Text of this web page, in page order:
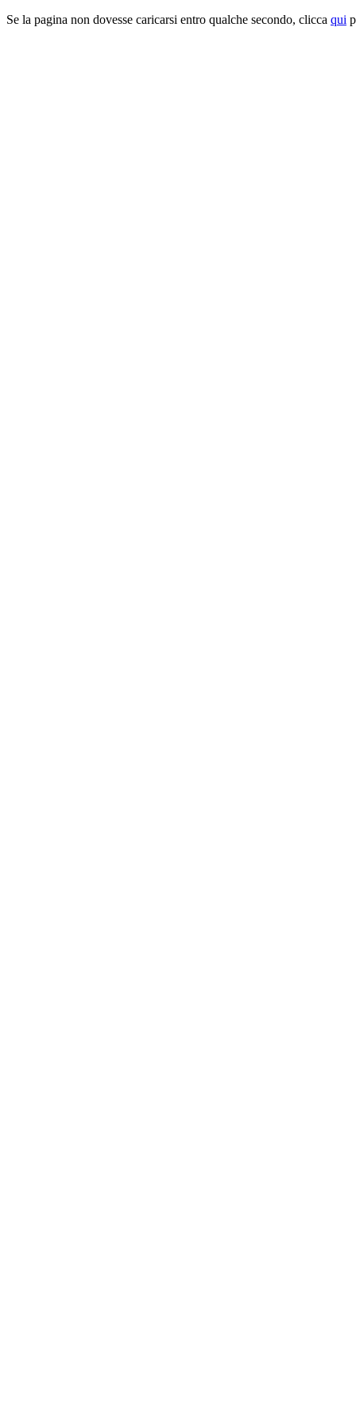
Se la pagina non dovesse caricarsi entro qualche secondo, clicca qui